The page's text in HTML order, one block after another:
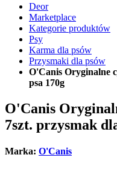
Deor
Marketplace
Kategorie produktów
Psy
Karma dla psów
Przysmaki dla psów
O'Canis Oryginalne
psa 170g
O'Canis
7szt. przysmak
Marka: O'Canis